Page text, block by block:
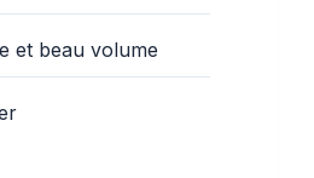
et beau volume